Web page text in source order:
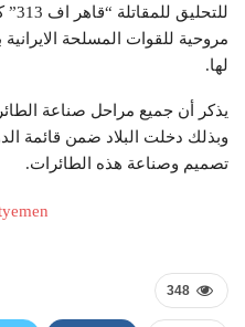
مروحية للقوات المسلحة
لها.
يذكر أن جميع مراحل صناعة
وبذلك دخلت البلاد ضمن قائمة
تصميم وصناعة هذه الطائرات.
348